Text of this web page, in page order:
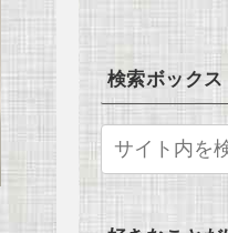
検索ボックス